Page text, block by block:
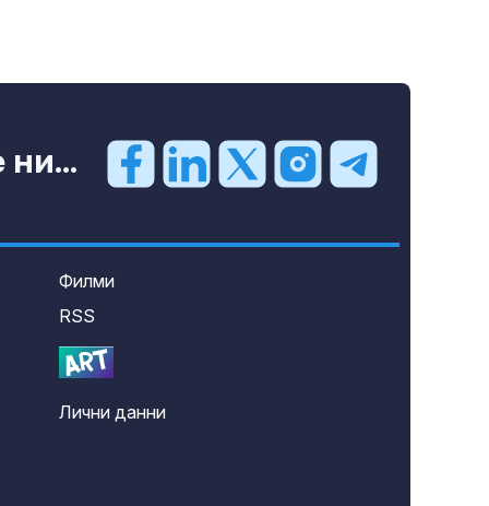
ни...
Филми
RSS
Лични данни